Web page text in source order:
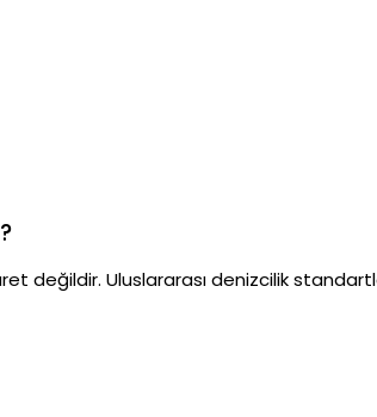
değildir. Uluslararası denizcilik